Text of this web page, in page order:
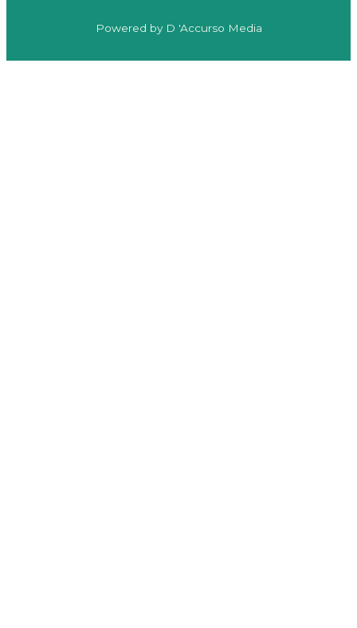
Powered by D 'Accurso Media